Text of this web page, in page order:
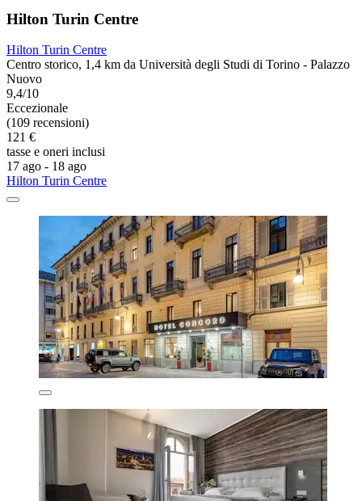
Hilton Turin Centre
Hilton Turin Centre
Centro storico, 1,4 km da Università degli Studi di Torino - Palazzo
Nuovo
9,4/10
Eccezionale
(109 recensioni)
121 €
tasse e oneri inclusi
17 ago - 18 ago
Hilton Turin Centre